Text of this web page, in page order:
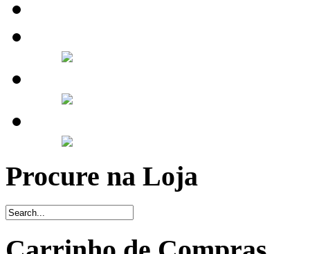
Procure na Loja